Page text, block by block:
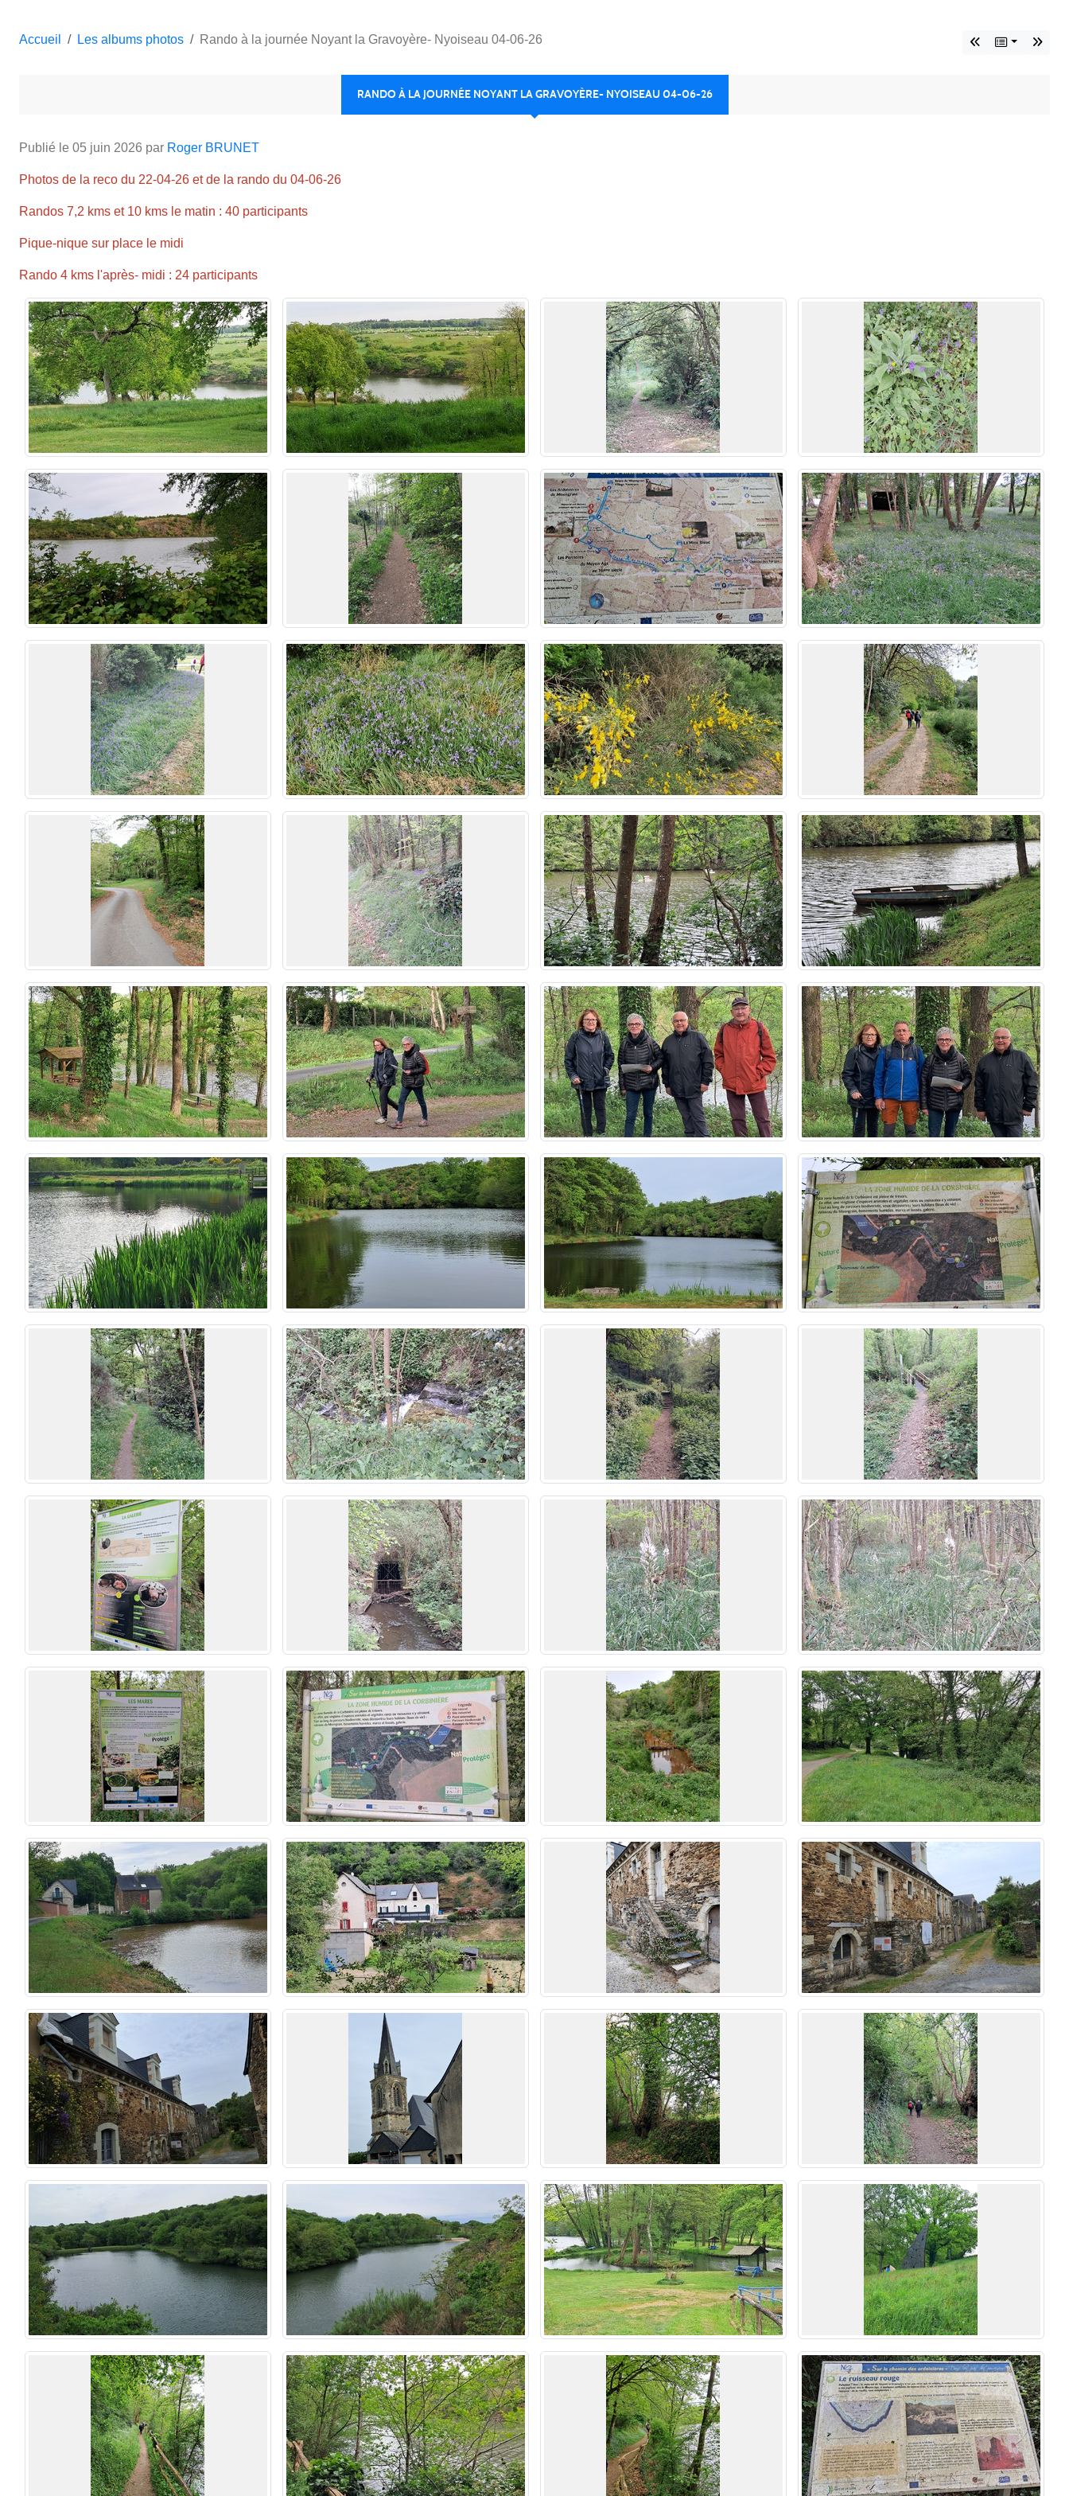
Accueil Les albums photos Rando à la journée Noyant la Gravoyère- Nyoiseau 04-06-26
RANDO À LA JOURNÉE NOYANT LA GRAVOYÈRE- NYOISEAU 04-06-26
Publié le 05 juin 2026 par Roger BRUNET
Photos de la reco du 22-04-26 et de la rando du 04-06-26
Randos 7,2 kms et 10 kms le matin : 40 participants
Pique-nique sur place le midi
Rando 4 kms l'après- midi : 24 participants